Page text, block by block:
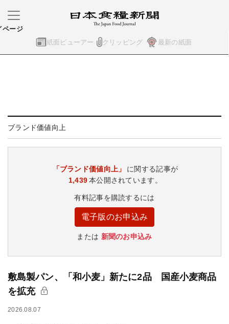
紙面ビューアー クリッピング 最新の紙面
ページ
ブランド価値向上
「ブランド価値向上」
に関する記事が
1,439本公開されています。
有料記事を購読するには
電子版のお申込み
または 新聞のお申込み
敷島製パン、「和小麦」新たに2品 国産小麦商品
を拡充
2026.08.07